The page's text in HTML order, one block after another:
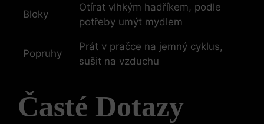
Bloky
Otírat vlhkým hadříkem, podle
potřeby umýt mydlem
Popruhy
Prát v pračce na jemný cyklus,
sušit na vzduchu
Časté Dotazy